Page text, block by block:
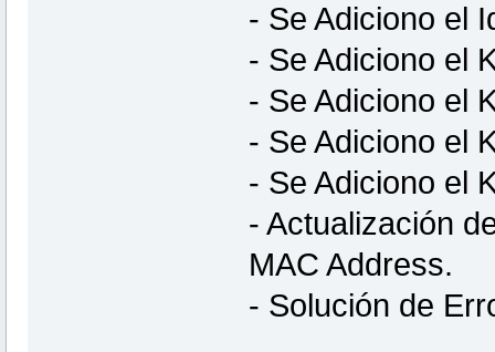
- Se Adiciono el
- Se Adiciono el
- Se Adiciono el
- Se Adiciono el
- Se Adiciono el
- Actualización
MAC Address.
- Solución de